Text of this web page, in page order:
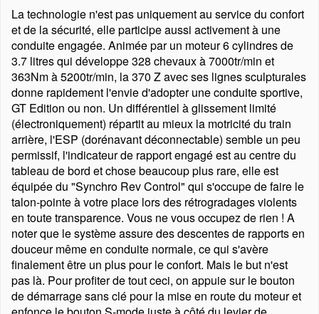
La technologie n'est pas uniquement au service du confort
et de la sécurité, elle participe aussi activement à une
conduite engagée. Animée par un moteur 6 cylindres de
3.7 litres qui développe 328 chevaux à 7000tr/min et
363Nm à 5200tr/min, la 370 Z avec ses lignes sculpturales
donne rapidement l'envie d'adopter une conduite sportive,
GT Edition ou non. Un différentiel à glissement limité
(électroniquement) répartit au mieux la motricité du train
arrière, l'ESP (dorénavant déconnectable) semble un peu
permissif, l'indicateur de rapport engagé est au centre du
tableau de bord et chose beaucoup plus rare, elle est
équipée du Synchro Rev Control qui s'occupe de faire le
talon-pointe à votre place lors des rétrogradages violents
en toute transparence. Vous ne vous occupez de rien ! A
noter que le système assure des descentes de rapports en
douceur même en conduite normale, ce qui s'avère
finalement être un plus pour le confort. Mais le but n'est
pas là. Pour profiter de tout ceci, on appuie sur le bouton
de démarrage sans clé pour la mise en route du moteur et